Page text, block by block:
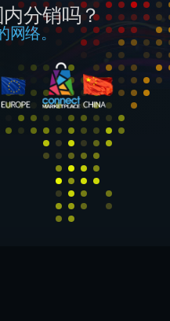
分销吗？
网络。